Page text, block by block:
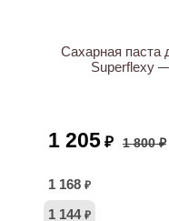
Сахарная паста
Superflexy
1 205 ₽ 1 800 ₽
1 168 ₽
1 144 ₽